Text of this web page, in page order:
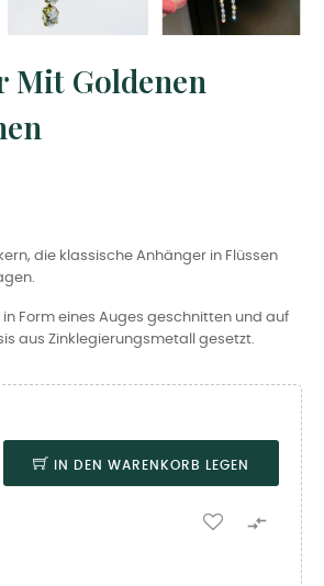
Mit Goldenen
die klassische Anhänger in Flüssen
in Form eines Auges geschnitten und auf
aus Zinklegierungsmetall gesetzt.
IN DEN WARENKORB LEGEN
